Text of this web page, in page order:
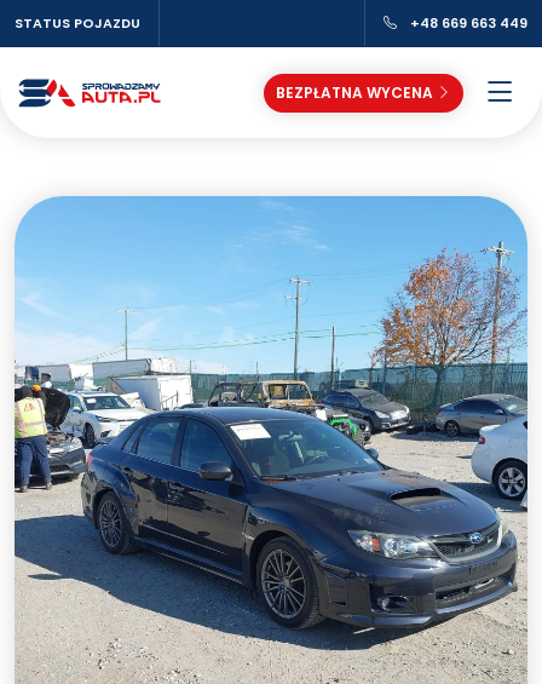
STATUS POJAZDU +48 669 663 449
BEZPŁATNA WYCENA